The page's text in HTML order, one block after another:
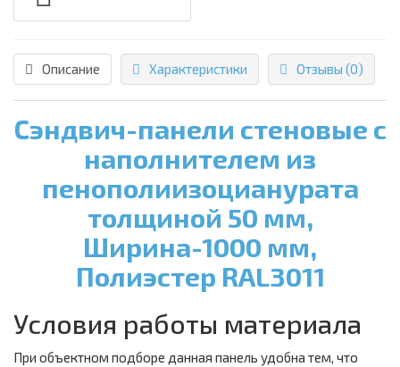
Описание Характеристики Отзывы (0)
Сэндвич-панели стеновые с
наполнителем из
пенополиизоцианурата
толщиной 50 мм,
Ширина-1000 мм,
Полиэстер RAL3011
Условия работы материала
При объектном подборе данная панель удобна тем, что